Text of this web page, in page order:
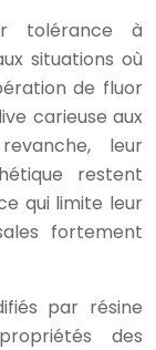
tolérance à
situations où
de fluor
carieuse aux
leur
restent
qui limite leur
fortement
par résine
des